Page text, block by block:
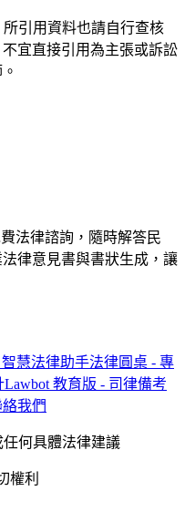
引用資料也請自行查核
宜直接引用為主張或訴訟
法律諮詢，隨時解答民
律意見書與書狀生成，讓
慧法律助手法律圓桌 - 專
Lawbot 教育版 - 司律備考
我們
何具體法律建議
權利